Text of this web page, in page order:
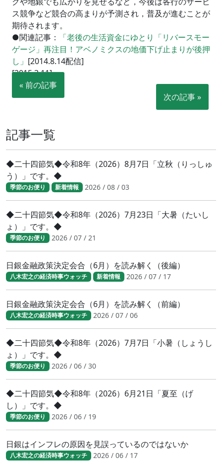
ス競争など競合の高まりが予測され，普及が進むことが
期待されます。
●関連記事：
「老後の生活資金にゆとり「リバースモー
ゲージ」再注目！アベノミクスの地価下げ止まりが後押
し」 [2014.8.14配信]
[2015.3.11]
« 前の記事
次の記事 »
記事一覧
◆二十四節気◆令和8年（2026）8月7日「立秋（りっしゅ
う）」です。◆
季節のお便り 新着情報 2026 / 08 / 03
◆二十四節気◆令和8年（2026）7月23日「大暑（たいし
ょ）」です。◆
季節のお便り 2026 / 07 / 21
日銀金融政策決定会合（6月）を読み解く（後編）
八木宏之の経済時事ウォッチ 新着情報 2026 / 07 / 17
日銀金融政策決定会合（6月）を読み解く（前編）
八木宏之の経済時事ウォッチ 2026 / 07 / 06
◆二十四節気◆令和8年（2026）7月7日「小暑（しょうし
ょ）」です。◆
季節のお便り 2026 / 06 / 30
◆二十四節気◆令和8年（2026）6月21日「夏至（げ
し）」です。◆
季節のお便り 2026 / 06 / 19
日銀はインフレの原因を見誤っているのではないか
八木宏之の経済時事ウォッチ 2026 / 06 / 17